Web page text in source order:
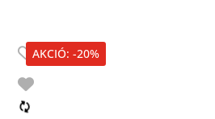
AKCIÓ: -20%